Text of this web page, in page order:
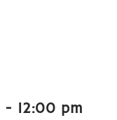
- 12:00 pm